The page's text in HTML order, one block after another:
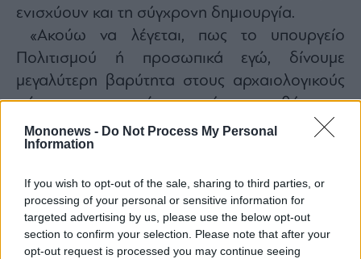
Mononews - Do Not Process My Personal
Information
If you wish to opt-out of the sale, sharing to third parties, or
processing of your personal or sensitive information for
targeted advertising by us, please use the below opt-out
section to confirm your selection. Please note that after your
opt-out request is processed you may continue seeing
ενισχύουν και τη σύγχρονη δημιουργία.
«Ακούω να λέγεται, πως το υπουργείο
Πολιτισμού ή προσωπικά εγώ, δίνουμε
μεγαλύτερη βαρύτητα στους αρχαιολογικούς
χώρους και ότι εκεί κατευθύνονται
περισσότερα χρήματα από ό,τι στη σύγχρονη
δημιουργία», όπως είπε η υπουργός.
αποδεικνύεται αν εξετάσουμε τα στοιχεία. Το
βασικό, όμως, είναι ότι όσο ενισχύουμε,
αναδεικνύουμε και αποκαθιστούμε τους